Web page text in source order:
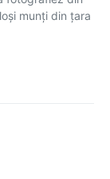
munți din țara